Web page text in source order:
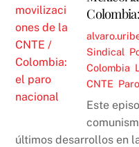
Sindical
Colombia
CNTE
Este
últimos desarrollos en